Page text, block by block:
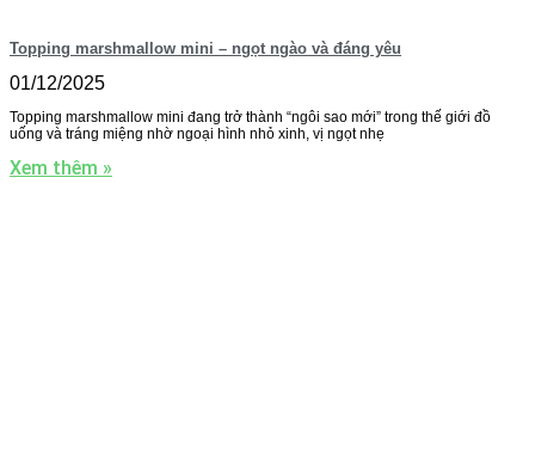
Topping marshmallow mini – ngọt ngào và đáng yêu
01/12/2025
Topping marshmallow mini đang trở thành “ngôi sao mới” trong thế giới đồ
uống và tráng miệng nhờ ngoại hình nhỏ xinh, vị ngọt nhẹ
Xem thêm »